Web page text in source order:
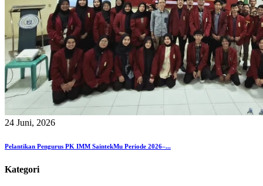
24 Juni, 2026
Pelantikan Pengurus PK IMM SaintekMu Periode 2026–...
Kategori